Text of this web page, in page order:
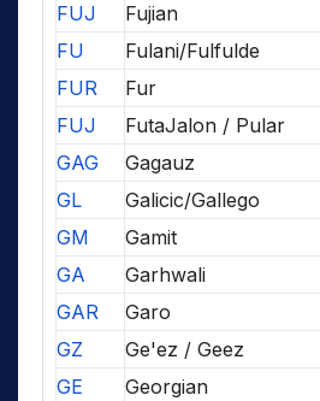
FUJ
Fujian
FU
Fulani/Fulfulde
FUR
Fur
FUJ
FutaJalon / Pular
GAG
Gagauz
GL
Galicic/Gallego
GM
Gamit
GA
Garhwali
GAR
Garo
GZ
Ge'ez / Geez
GE
Georgian